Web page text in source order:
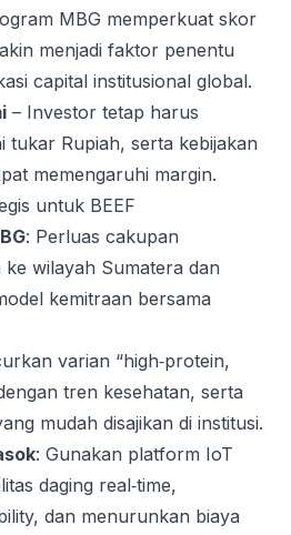
MBG memperkuat skor
menjadi faktor penentu
capital institusional global.
– Investor tetap harus
tukar Rupiah, serta kebijakan
memengaruhi margin.
untuk BEEF
: Perluas cakupan
wilayah Sumatera dan
kemitraan bersama
varian “high‑protein,
tren kesehatan, serta
mudah disajikan di institusi.
: Gunakan platform IoT
daging real‑time,
dan menurunkan biaya